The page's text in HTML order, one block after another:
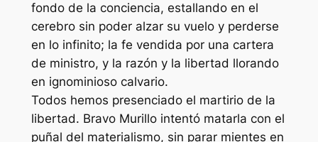
fondo de la conciencia, estallando en el
cerebro sin poder alzar su vuelo y perderse
en lo infinito; la fe vendida por una cartera
de ministro, y la razón y la libertad llorando
en ignominioso calvario.
Todos hemos presenciado el martirio de la
libertad. Bravo Murillo intentó matarla con el
puñal del materialismo, sin parar mientes en